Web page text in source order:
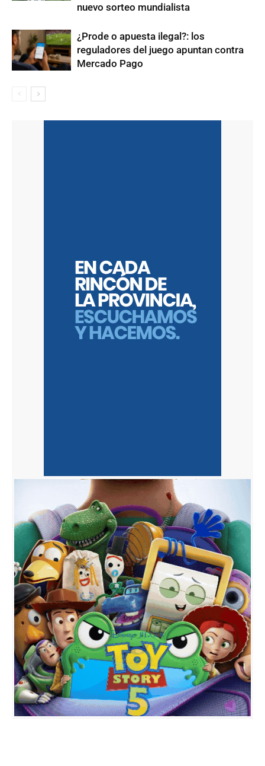
nuevo sorteo mundialista
¿Prode o apuesta ilegal?: los
reguladores del juego apuntan contra
Mercado Pago